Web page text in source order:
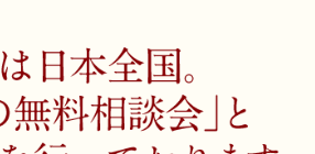
オンラインショップ
お問い合わせ